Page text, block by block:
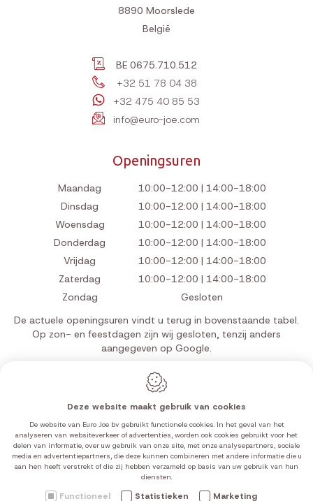
8890 Moorslede
België
BE 0675.710.512
+32 51 78 04 38
+32 475 40 85 53
info@euro-joe.com
Openingsuren
Maandag
10:00-12:00 | 14:00-18:00
Dinsdag
10:00-12:00 | 14:00-18:00
Woensdag
10:00-12:00 | 14:00-18:00
Donderdag
10:00-12:00 | 14:00-18:00
Vrijdag
10:00-12:00 | 14:00-18:00
Zaterdag
10:00-12:00 | 14:00-18:00
Zondag
Gesloten
De actuele openingsuren vindt u terug in bovenstaande tabel.
Op zon- en feestdagen zijn wij gesloten, tenzij anders
aangegeven op Google.
Webdesign by IDcreation 2026
Cookie policy
Privacy policy
Sitemap
Deze website maakt gebruik van cookies
De website van Euro Joe bv gebruikt functionele cookies. In het geval van het
analyseren van websiteverkeer of advertenties, worden ook cookies gebruikt voor het
delen van informatie, over uw gebruik van onze site, met onze analysepartners, sociale
media en advertentiepartners, die deze kunnen combineren met andere informatie die u
aan hen heeft verstrekt of die zij hebben verzameld op basis van uw gebruik van hun
diensten.
Functioneel Statistieken Marketing